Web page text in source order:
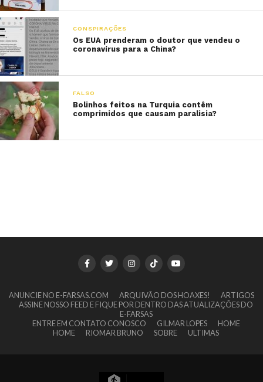
CONSPIRAÇÕES
Os EUA prenderam o doutor que vendeu o
coronavírus para a China?
FALSO
Bolinhos feitos na Turquia contêm
comprimidos que causam paralisia?
ANUNCIE NO E-FARSAS.COM ARQUIVÃO DOS HOAXES!
ARTIGOS
ASSINE NOSSO FEED E FIQUE POR DENTRO DAS ATUALIZAÇÕES DO
E-FARSAS
ENTRE EM CONTATO CONOSCO
GILMAR LOPES
HOME
HOME
RIOMAR BRUNO SOBRE ULTIMAS